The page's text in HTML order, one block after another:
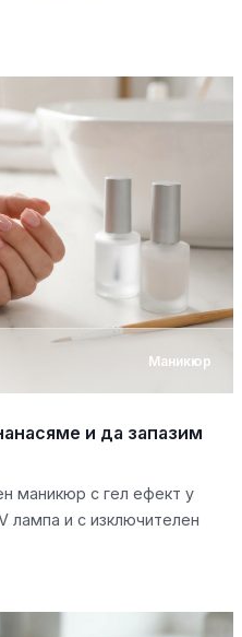
Маникюр
и да запазим
маникюр с гел ефект у
лампа и с изключителен